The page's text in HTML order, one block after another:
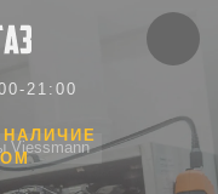
21:00
Viessmann